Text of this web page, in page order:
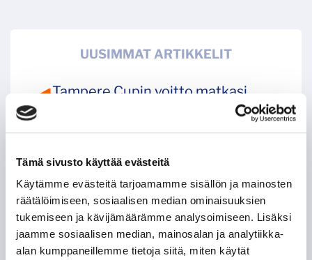
Tämä sivusto käyttää evästeitä
Käytämme evästeitä tarjoamamme sisällön ja mainosten
räätälöimiseen, sosiaalisen median ominaisuuksien
tukemiseen ja kävijämäärämme analysoimiseen. Lisäksi
jaamme sosiaalisen median, mainosalan ja analytiikka-
alan kumppaneillemme tietoja siitä, miten käytät
UUSIMMAT ARTIKKELIT
08.08.
Tampere Cupin voitto matkasi
08.08.
Lauantaina taistellaan Tampere
Cupin voitosta – Tappara kohtaa
JYPin Hakametsässä